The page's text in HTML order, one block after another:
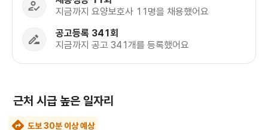
지금까지 요양보호사 11명을 채용했어요
공고등록 341회
지금까지 공고 341개를 등록했어요
근처 시급 높은 일자리
도보 30분 이상 예상